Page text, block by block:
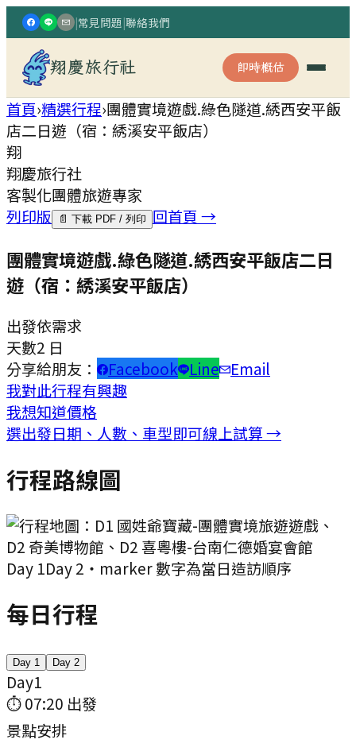
|常見問題|聯絡我們
翔慶旅行社 即時概估
首頁›精選行程›團體實境遊戲.綠色隧道.綉西安平飯
店二日遊（宿：綉溪安平飯店）
翔
翔慶旅行社
客製化團體旅遊專家
列印版
📄 下載 PDF / 列印 回首頁 →
團體實境遊戲.綠色隧道.綉西安平飯店二日
遊（宿：綉溪安平飯店）
出發依需求
天數2 日
分享給朋友：
Facebook Line
Email
我對此行程有興趣
我想知道價格
選出發日期、人數、車型即可線上試算 →
行程路線圖
Day 1Day2 ・marker 數字為當日造訪順序
每日行程
Day 1 Day 2
Day1
⏱07:20 出發
景點安排